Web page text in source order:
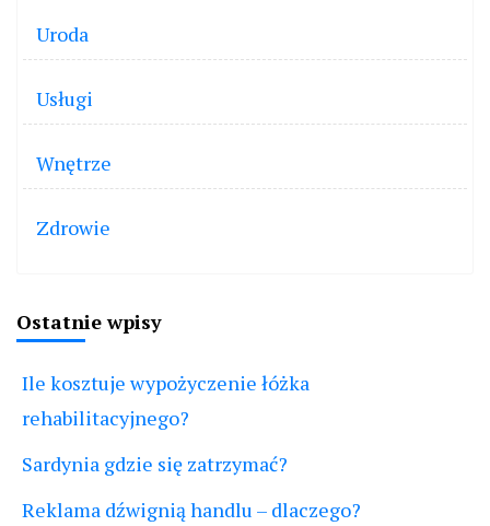
Uroda
Usługi
Wnętrze
Zdrowie
Ostatnie wpisy
Ile kosztuje wypożyczenie łóżka
rehabilitacyjnego?
Sardynia gdzie się zatrzymać?
Reklama dźwignią handlu – dlaczego?